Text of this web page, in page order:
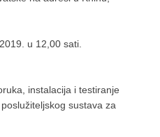
u 12,00 sati.
instalacija i testiranje
sustava za